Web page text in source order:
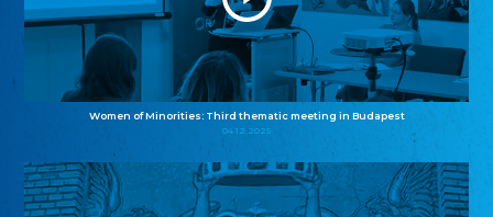
Women of Minorities: Third thematic meeting in Budapest
04.12.2025